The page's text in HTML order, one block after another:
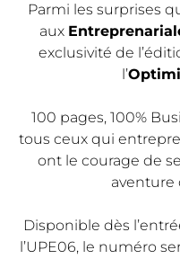
Parmi les surprises
aux
exclusivité de
l’
100 pages, 100%
tous ceux qui
ont le courage de
aventure
Disponible dès
l’UPE06, le numéro